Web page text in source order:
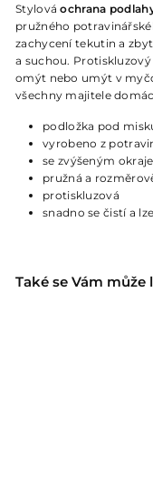
Stylováochrana
pružného
zachycení tekutin a
a suchou.
omýt nebo umýt v
všechny majitele
podložka pod
vyrobeno z
se zvýšeným
pružná a
protiskluzová
snadno se čistí a
Také se Vám může